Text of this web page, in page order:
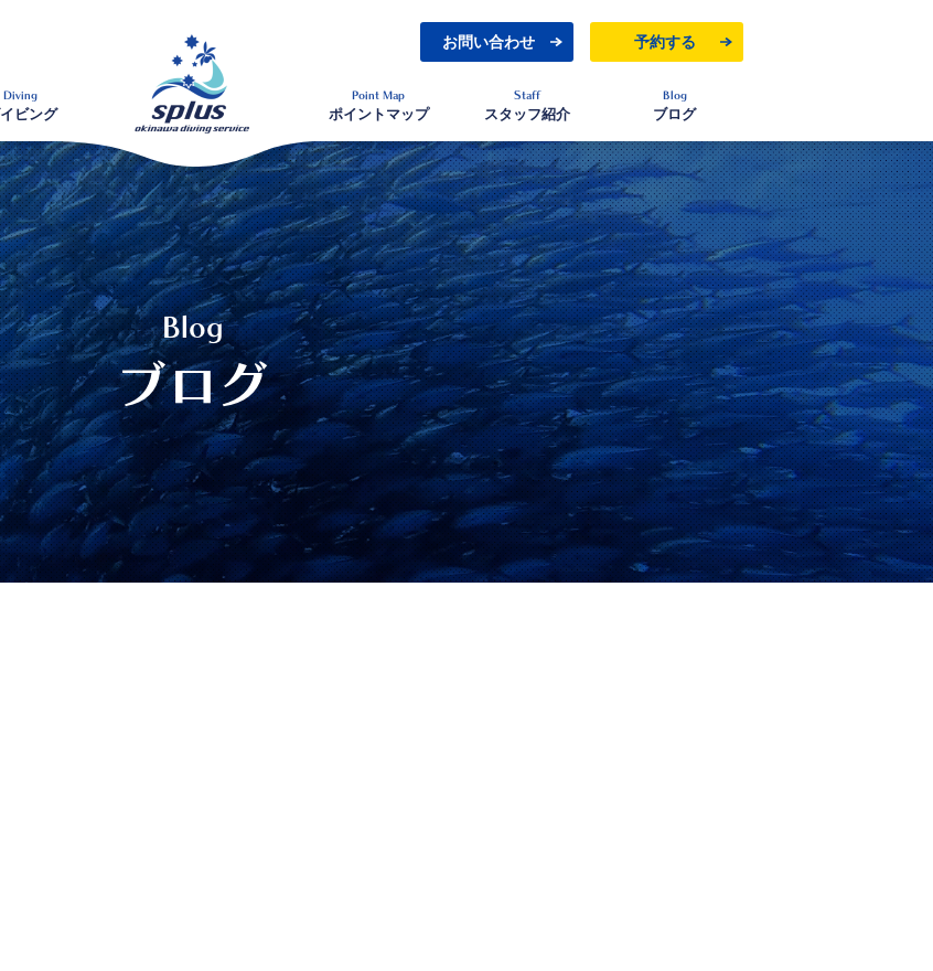
お問い合わせ 予約する
Diving
ビング
Point Map
ポイントマップ
Staff
スタッフ紹介
Blog
ブログ
Blog
ブログ